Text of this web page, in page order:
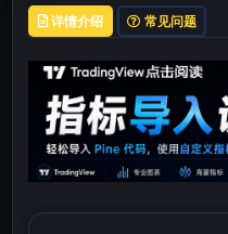
详情介绍 常见问题